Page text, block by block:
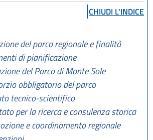
CHIUDI L'INDICE
del parco regionale e finalità
di pianificazione
del Parco di Monte Sole
obbligatorio del parco
tecnico-scientifico
per la ricerca e consulenza storica
e coordinamento regionale